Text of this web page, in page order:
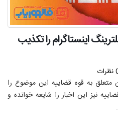
اینستاگرام را تکذیب
متعلق به قوه قضاییه این موضوع را
نیز این اخبار را شایعه خوانده و